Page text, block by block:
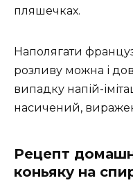
пляшечках.
Наполягати
розливу можна і
випадку напій-
насичений,
Рецепт
коньяку на